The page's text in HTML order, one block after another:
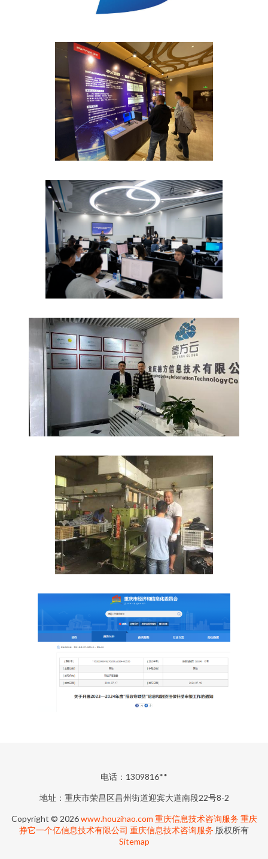
电话：1309816**
地址：重庆市荣昌区昌州街道迎宾大道南段22号8-2
Copyright © 2026www.houzihao.com 重庆信息技术咨询服务 重庆
挣它一个亿信息技术有限公司 重庆信息技术咨询服务 版权所有
Sitemap